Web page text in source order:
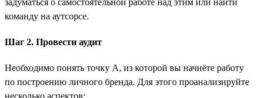
команду на аутсорсе.
Шаг 2. Провести аудит
Необходимо понять точку А, из которой вы начнёте работу
по построению личного бренда. Для этого проанализируйте
несколько аспектов: